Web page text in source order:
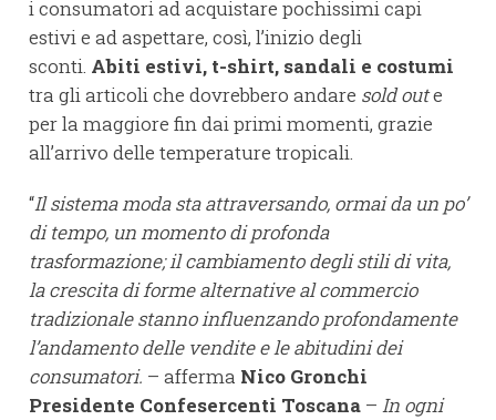
i consumatori ad acquistare pochissimi capi
estivi e ad aspettare, così, l’inizio degli
sconti. Abiti estivi, t-shirt, sandali e costumi
tra gli articoli che dovrebbero andare sold oute
per la maggiore fin dai primi momenti, grazie
all’arrivo delle temperature tropicali.
“Il sistema moda sta attraversando, ormai da un po’
di tempo, un momento di profonda
trasformazione; il cambiamento degli stili di vita,
la crescita di forme alternative al commercio
tradizionale stanno influenzando profondamente
l’andamento delle vendite e le abitudini dei
consumatori. – afferma Nico Gronchi
Presidente Confesercenti Toscana – In ogni